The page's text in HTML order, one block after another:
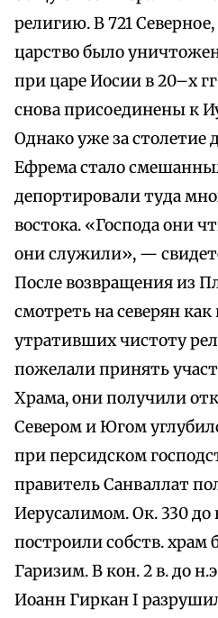
религию. В 721
царство было
при царе Иосии в 20–х
снова присоединены к
Однако уже за столетие
Ефрема стало
депортировали туда
востока. «Господа они
они служили», —
После возвращения из
смотреть на северян
утративших чистоту
пожелали принять
Храма, они получили
Севером и Югом
при персидском
правитель Санваллат
Иерусалимом. Ок. 330 до
построили собств. храм
Гаризим. В кон. 2 в. до
Иоанн Гиркан I